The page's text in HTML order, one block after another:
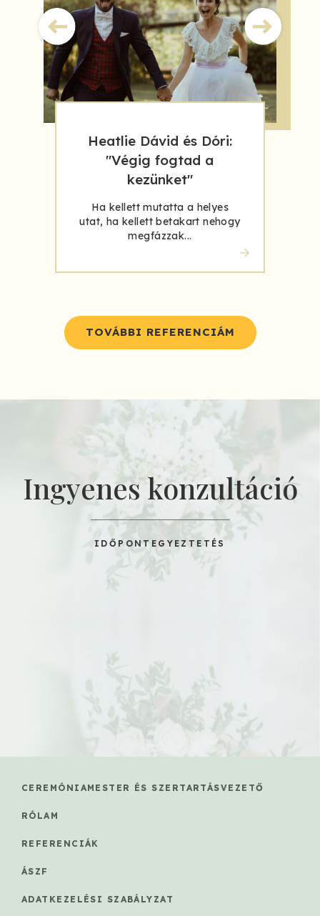
Heatlie Dávid és Dóri:
"Végig fogtad a
kezünket"
Ha kellett mutatta a helyes
utat, ha kellett betakart nehogy
megfázzak...
TOVÁBBI REFERENCIÁM
Ingyenes konzultáció
IDŐPONTEGYEZTETÉS
CEREMÓNIAMESTER ÉS SZERTARTÁSVEZETŐ
RÓLAM
REFERENCIÁK
ÁSZF
ADATKEZELÉSI SZABÁLYZAT